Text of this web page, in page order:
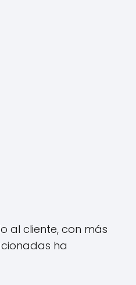
al cliente, con más
ha